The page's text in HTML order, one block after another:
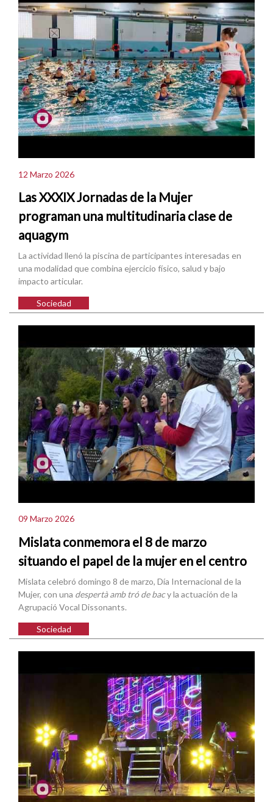
12 Marzo 2026
Las XXXIX Jornadas de la Mujer
programan una multitudinaria clase de
aquagym
La actividad llenó la piscina de participantes interesadas en
una modalidad que combina ejercicio físico, salud y bajo
impacto articular.
Sociedad
09 Marzo 2026
Mislata conmemora el 8 de marzo
situando el papel de la mujer en el centro
Mislata celebró domingo 8 de marzo, Día Internacional de la
Mujer, con una despertà amb tró de bacy la actuación de la
Agrupació Vocal Dissonants.
Sociedad